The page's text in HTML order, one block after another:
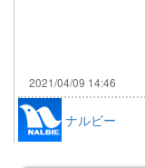
2021/04/09 14:46
ナルビー